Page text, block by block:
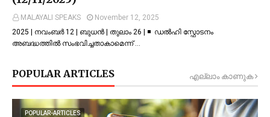
MALAYALI SPEAKS
November 12, 2025
2025 | നവംബർ 12 | ബുധൻ | തുലാം 26 | ◾ ഡല്‍ഹി സ്ഫോടനം
അബദ്ധത്തില്‍ സംഭവിച്ചതാകാമെന്ന് …
POPULAR ARTICLES എല്ലാം കാണുക
POPULAR-ARTICLES